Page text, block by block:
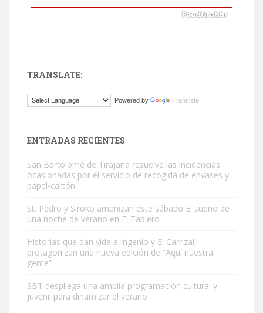
El ayuntamiento se va a llevar a Los Gatos callejeros de la zona los
Este gato macho ha aparecido en la calle hace menos de un mes,
es muy manso y extremadamente cari...
Leales.org » Gran Canaria
TRANSLATE:
Powered by Translate
ENTRADAS RECIENTES
San Bartolomé de Tirajana resuelve las incidencias
ocasionadas por el servicio de recogida de envases y
papel-cartón
St. Pedro y Siroko amenizan este sábado El sueño de
una noche de verano en El Tablero
Historias que dan vida a Ingenio y El Carrizal
protagonizan una nueva edición de “Aquí nuestra
gente”
SBT despliega una amplia programación cultural y
juvenil para dinamizar el verano